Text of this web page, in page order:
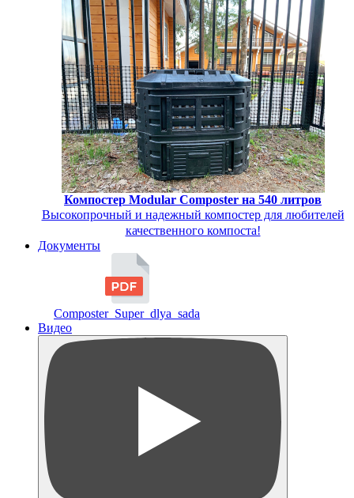
Компостер Modular Composter на 540 литров
Высокопрочный и надежный компостер для любителей
качественного компоста!
Документы
Composter_Super_dlya_sada
Видео